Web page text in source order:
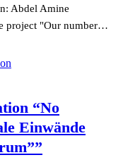
Abdel Amine
project "Our number…
“No
Einwände